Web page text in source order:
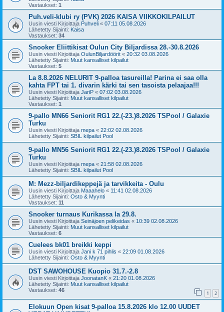
Vastaukset: 1
Puh.veli-klubi ry (PVK) 2026 KAISA VIIKKOKILPAILUT
Uusin viesti Kirjoittaja Puhveli « 07:11 05.08.2026
Lähetetty Sijainti: Kaisa
Vastaukset: 34
Snooker Eliittikisat Oulun City Biljardissa 28.-30.8.2026
Uusin viesti Kirjoittaja OulunBiljardöörit « 20:32 03.08.2026
Lähetetty Sijainti: Muut kansalliset kilpailut
Vastaukset: 5
La 8.8.2026 NELURIT 9-palloa tasureilla! Parina ei saa olla
kahta FPT tai 1. divarin kärki tai sen tasoista pelaajaa!!!
Uusin viesti Kirjoittaja JariP « 07:02 03.08.2026
Lähetetty Sijainti: Muut kansalliset kilpailut
Vastaukset: 1
9-pallo MN66 Seniorit RG1 22.(-23.)8.2026 TSPool / Galaxie
Turku
Uusin viesti Kirjoittaja mepa « 22:02 02.08.2026
Lähetetty Sijainti: SBIL kilpailut Pool
9-pallo MN56 Seniorit RG1 22.(-23.)8.2026 TSPool / Galaxie
Turku
Uusin viesti Kirjoittaja mepa « 21:58 02.08.2026
Lähetetty Sijainti: SBIL kilpailut Pool
M: Mezz-biljardikeppejä ja tarvikkeita - Oulu
Uusin viesti Kirjoittaja Maaahelo « 11:41 02.08.2026
Lähetetty Sijainti: Osto & Myynti
Vastaukset: 11
Snooker turnaus Kurikassa la 29.8.
Uusin viesti Kirjoittaja Seinäjoen pelikeidas « 10:39 02.08.2026
Lähetetty Sijainti: Muut kansalliset kilpailut
Vastaukset: 6
Cuelees bk01 breikki keppi
Uusin viesti Kirjoittaja Jani k 71 pihlis « 22:09 01.08.2026
Lähetetty Sijainti: Osto & Myynti
DST SAWOHOUSE Kuopio 31.7.-2.8
Uusin viesti Kirjoittaja JoonatanK « 21:20 01.08.2026
Lähetetty Sijainti: Muut kansalliset kilpailut
Vastaukset: 46 1 2
Elokuun Open kisat 9-palloa 15.8.2026 klo 12.00 UUDET